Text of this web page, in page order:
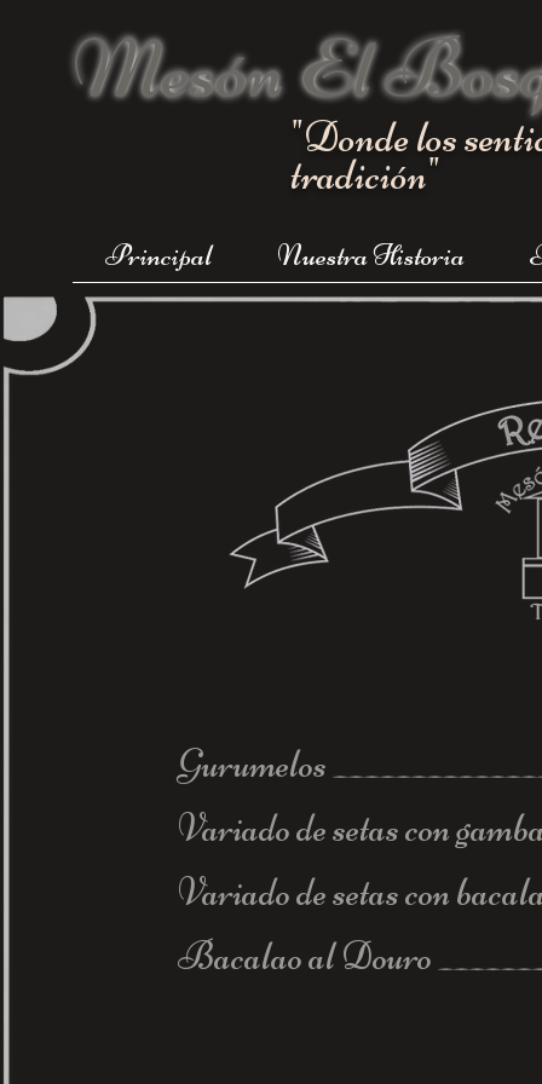
Mesón El
"Donde los
tradición"
Gurumelos
Variado de setas con
Variado de setas con
Bacalao al Douro
Principal Nuestra Historia